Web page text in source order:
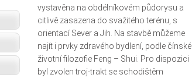
vystavěna na obdélníkovém půdorysu a
citlivě zasazena do svažitého terénu, s
orientací Sever a Jih. Na stavbě můžeme
najít i prvky zdravého bydlení, podle čínské
životní filozofie Feng – Shui. Pro dispozici
byl zvolen troj-trakt se schodištěm